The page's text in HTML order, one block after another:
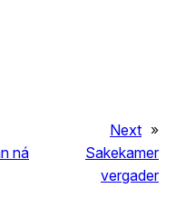
ná
Next »
Sakekamer
vergader